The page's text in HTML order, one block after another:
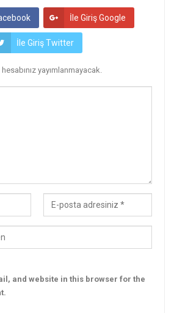
İle Giriş Google
İle Giriş Twitter
yayımlanmayacak.
and website in this browser for the